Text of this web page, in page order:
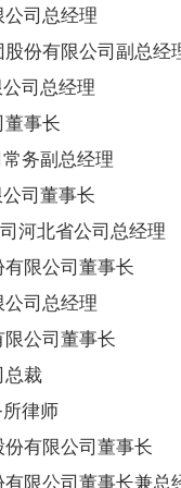
司总经理
份有限公司副总经
司总经理
事长
务副总经理
司董事长
河北省公司总经理
限公司董事长
司总经理
公司董事长
总裁
律师
有限公司董事长
限公司董事长兼总